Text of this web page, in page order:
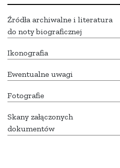
Źródła archiwalne i literatura
do noty biograficznej
Ikonografia
Ewentualne uwagi
Fotografie
Skany załączonych
dokumentów